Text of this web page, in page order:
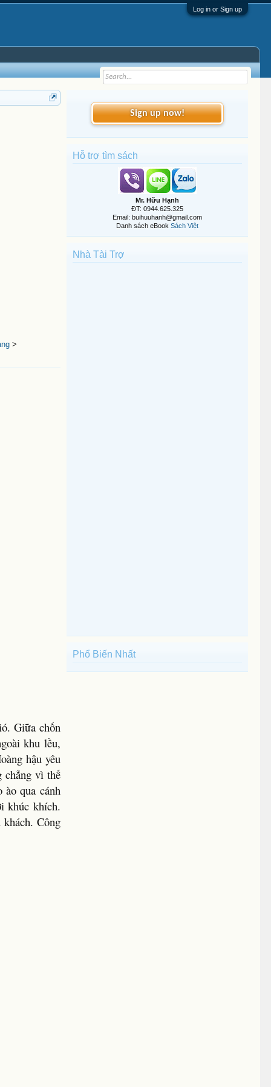
Log in or Sign up
>
Giữa chốn
khu lều,
hậu yêu
chẳng vì thế
ào qua cánh
khúc khích.
Công
Sign up now!
Hỗ trợ tìm sách
Mr. Hữu Hạnh
ĐT: 0944.625.325
Email: buihuuhanh@gmail.com
Danh sách eBook Sách Việt
Nhà Tài Trợ
Phổ Biến Nhất